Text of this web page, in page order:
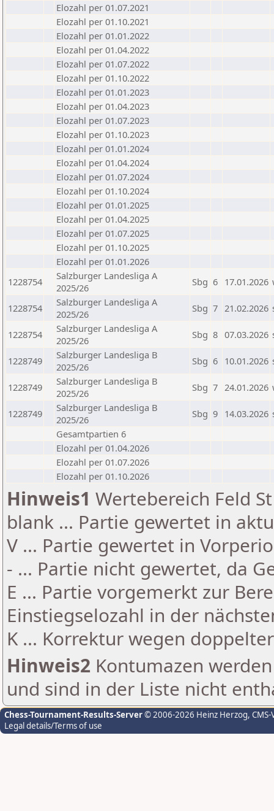
Elozahl per 01.07.2021
Elozahl per 01.10.2021
Elozahl per 01.01.2022
Elozahl per 01.04.2022
Elozahl per 01.07.2022
Elozahl per 01.10.2022
Elozahl per 01.01.2023
Elozahl per 01.04.2023
Elozahl per 01.07.2023
Elozahl per 01.10.2023
Elozahl per 01.01.2024
Elozahl per 01.04.2024
Elozahl per 01.07.2024
Elozahl per 01.10.2024
Elozahl per 01.01.2025
Elozahl per 01.04.2025
Elozahl per 01.07.2025
Elozahl per 01.10.2025
Elozahl per 01.01.2026
1228754
Salzburger Landesliga A
2025/26
Sbg 6 17.01.2026
1228754
Salzburger Landesliga A
2025/26
Sbg 7 21.02.2026
1228754
Salzburger Landesliga A
2025/26
Sbg 8 07.03.2026
1228749
Salzburger Landesliga B
2025/26
Sbg 6 10.01.2026
1228749
Salzburger Landesliga B
2025/26
Sbg 7 24.01.2026
1228749
Salzburger Landesliga B
2025/26
Sbg 9 14.03.2026
Gesamtpartien 6
Elozahl per 01.04.2026
Elozahl per 01.07.2026
Elozahl per 01.10.2026
Hinweis1 Wertebereich Feld
blank ... Partie gewertet in
V ... Partie gewertet in
- ... Partie nicht gewertet, da
E ... Partie vorgemerkt zur
Einstiegselozahl in der
K ... Korrektur wegen
Hinweis2 Kontumazen
und sind in der Liste nicht
Chess-Tournament-Results-Server© 2006-2026 Heinz Herzog,
Legal details/Terms of use